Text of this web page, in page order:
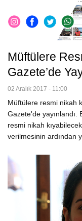
Müftülere
Gazete’de
02 Aralık 2017 - 11:00
Müftülere resmi nikah
Gazete'de
resmi nikah
verilmesinin ardından